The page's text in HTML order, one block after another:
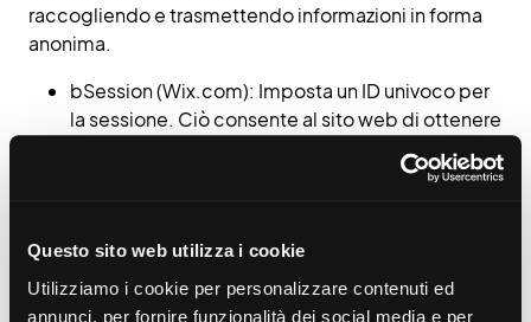
Questo sito web utilizza i cookie
Utilizziamo i cookie per personalizzare contenuti ed
annunci, per fornire funzionalità dei social media e per
raccogliendo e trasmettendo informazioni in forma
anonima.
bSession (Wix.com): Imposta un ID univoco per
la sessione. Ciò consente al sito web di ottenere
dati sul comportamento dei visitatori a fini
(www.formules.it): Registra dati statistici sul
vengono utilizzati per l'analisi interna